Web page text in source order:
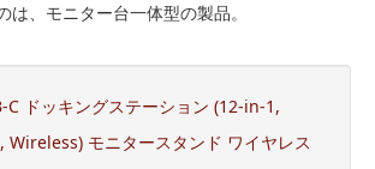
は、モニター台一体型の製品。
C ドッキングステーション (12-in-1,
モニタースタンド ワイヤレス